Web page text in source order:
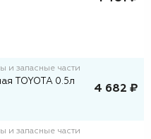
и запасные части
TOYOTA 0.5л
4 682 ₽
и запасные части